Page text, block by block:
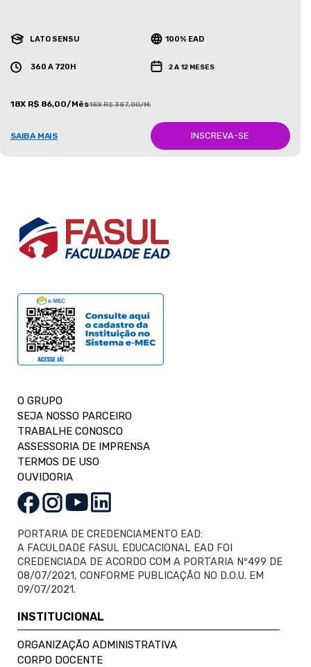
LATO SENSU 100% EAD
360 A 720H 2 A 12 MESES
18X R$ 86,00/Mês18X R$ 387,00/Mês
SAIBA MAIS INSCREVA-SE
O GRUPO
SEJA NOSSO PARCEIRO
TRABALHE CONOSCO
ASSESSORIA DE IMPRENSA
TERMOS DE USO
OUVIDORIA
PORTARIA DE CREDENCIAMENTO EAD:
A FACULDADE FASUL EDUCACIONAL EAD FOI
CREDENCIADA DE ACORDO COM A PORTARIA Nº499 DE
08/07/2021, CONFORME PUBLICAÇÃO NO D.O.U. EM
09/07/2021.
INSTITUCIONAL
ORGANIZAÇÃO ADMINISTRATIVA
CORPO DOCENTE